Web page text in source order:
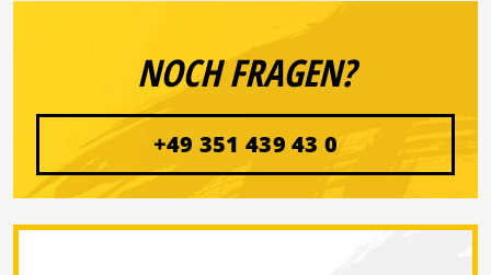
NOCH FRAGEN?
+49 351 439 43 0